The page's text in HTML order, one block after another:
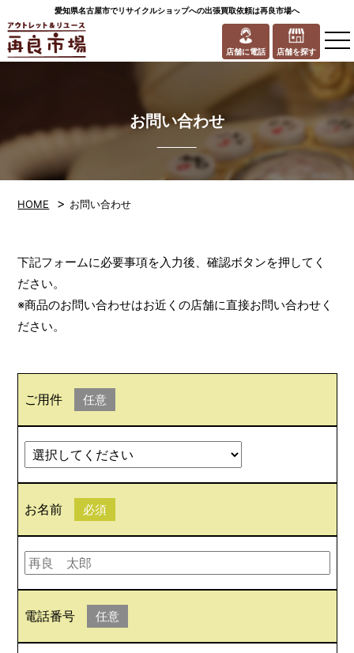
愛知県名古屋市でリサイクルショップへの出張買取依頼は再良市場へ
店舗に電話 店舗を探す
お問い合わせ
HOME > お問い合わせ
下記フォームに必要事項を入力後、確認ボタンを押してく
ださい。
※商品のお問い合わせはお近くの店舗に直接お問い合わせく
ださい。
ご用件 任意
お名前 必須
電話番号 任意